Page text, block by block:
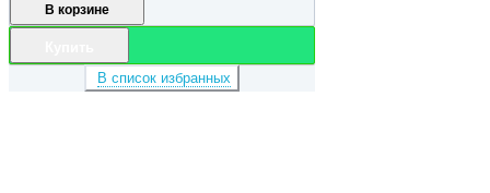
В корзине
В список избранных